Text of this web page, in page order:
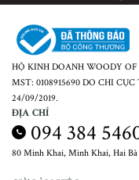
HỘ KINH DOANH WOODY OF
MST: 0108915690 DO CHI
24/09/2019.
ĐỊA CHỈ
094 384
80 Minh Khai, Minh Khai, Hai